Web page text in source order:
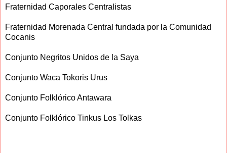
Fraternidad Caporales Centralistas
Fraternidad Morenada Central fundada por la Comunidad
Cocanis
Conjunto Negritos Unidos de la Saya
Conjunto Waca Tokoris Urus
Conjunto Folklórico Antawara
Conjunto Folklórico Tinkus Los Tolkas